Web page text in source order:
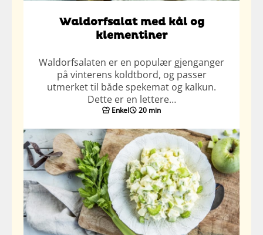
Waldorfsalat med kål og
klementiner
Waldorfsalaten er en populær gjenganger
på vinterens koldtbord, og passer
utmerket til både spekemat og kalkun.
Dette er en lettere…
Enkel 20 min